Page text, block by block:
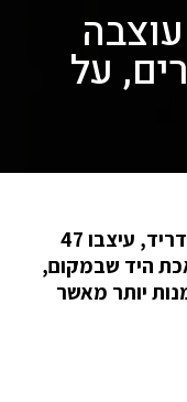
על
את מסעדת Mama Campo בלב מדריד, עיצבו 47
היד שבמקום,
יותר מאשר